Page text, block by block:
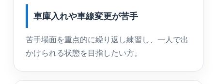
車庫入れや車線変更が苦手
苦手場面を重点的に繰り返し練習し、一人で出
かけられる状態を目指したい方。